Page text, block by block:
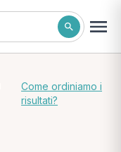
Come ordiniamo i
risultati?